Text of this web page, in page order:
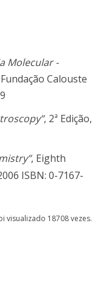
Molecular -
Calouste
, 2ª Edição,
, Eighth
ISBN: 0-7167-
visualizado 18708 vezes.